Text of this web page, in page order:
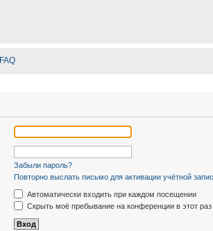
FAQ
Забыли пароль?
Повторно выслать письмо для активации учётной
Автоматически входить при каждом посещении
Скрыть моё пребывание на конференции в этот раз